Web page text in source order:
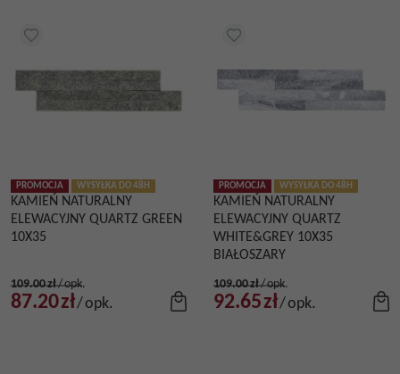
PROMOCJA WYSYŁKA DO 48H
KAMIEŃ NATURALNY
ELEWACYJNY QUARTZ GREEN
10X35
109.00zł/opk.
87.20zł/opk.
PROMOCJA WYSYŁKA DO 48H
KAMIEŃ NATURALNY
ELEWACYJNY QUARTZ
WHITE&GREY 10X35
BIAŁOSZARY
109.00zł/opk.
92.65zł/opk.